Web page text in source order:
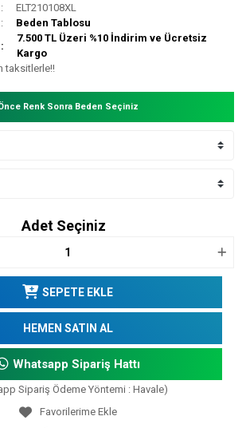
ELT210108XL
Beden Tablosu
7.500 TL Üzeri %10 İndirim ve Ücretsiz
Kargo
taksitlerle!!
Renk Sonra Beden Seçiniz
Adet Seçiniz
SEPETE EKLE
HEMEN SATIN AL
Whatsapp Sipariş Hattı
Sipariş Ödeme Yöntemi : Havale)